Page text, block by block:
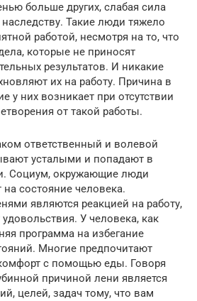
больше других, слабая сила
Такие люди тяжело
работой, несмотря на то, что
которые не приносят
результатов. И никакие
их на работу. Причина в
у них возникает при отсутствии
от такой работы.
ответственный и волевой
усталыми и попадают в
Социум, окружающие люди
состояние человека.
являются реакцией на работу,
У человека, как
программа на избегание
Многие предпочитают
с помощью еды. Говоря
причиной лени является
целей, задач тому, что вам